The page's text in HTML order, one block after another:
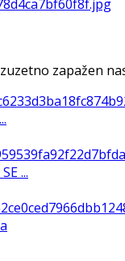
zapažen
...